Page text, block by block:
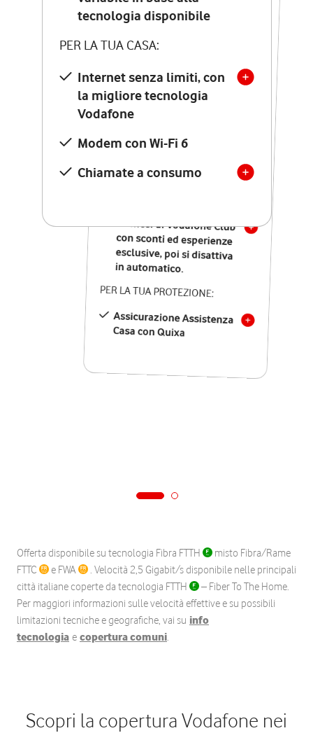
tecnologia disponibile
PER LA TUA CASA:
Internet senza limiti, con
la migliore tecnologia
Vodafone
Modem con Wi-Fi 6
Chiamate a consumo
tecnologia disponibile
PER LA TUA CASA:
Internet senza limiti, con
la migliore tecnologia
Vodafone
Modem Seven con Wi-Fi 7
Chiamate illimitate verso
numeri fissi e mobili
nazionali
12 mesi di Vodafone Club
con sconti ed esperienze
esclusive, poi si disattiva
in automatico.
PER LA TUA PROTEZIONE:
Assicurazione Assistenza
Casa con Quixa
Offerta disponibile su tecnologia Fibra FTTH
misto Fibra/Rame
FTTC
e FWA
. Velocità 2,5 Gigabit/s disponibile nelle principali
città italiane coperte da tecnologia FTTH
– Fiber To The Home.
Per maggiori informazioni sulle velocità effettive e su possibili
limitazioni tecniche e geografiche, vai su info
tecnologia e copertura comuni.
Scopri la copertura Vodafone nei